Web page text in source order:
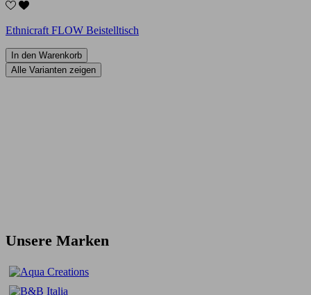
Ethnicraft FLOW Beistelltisch
In den Warenkorb
Alle Varianten zeigen
Unsere Marken